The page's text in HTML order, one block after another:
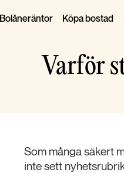
Bolåneräntor Köpa bostad
Varför
Som många säkert
inte sett